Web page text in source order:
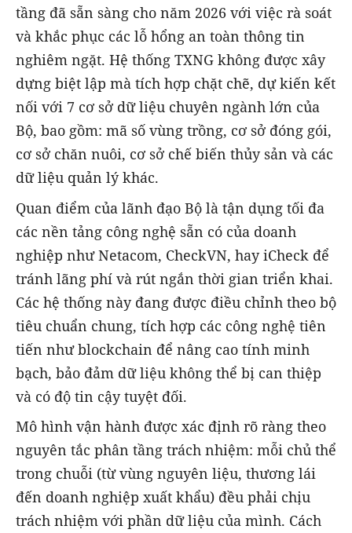
tầng đã sẵn sàng cho năm 2026 với việc rà soát
và khắc phục các lỗ hổng an toàn thông tin
nghiêm ngặt. Hệ thống TXNG không được xây
dựng biệt lập mà tích hợp chặt chẽ, dự kiến kết
nối với 7 cơ sở dữ liệu chuyên ngành lớn của
Bộ, bao gồm: mã số vùng trồng, cơ sở đóng gói,
cơ sở chăn nuôi, cơ sở chế biến thủy sản và các
dữ liệu quản lý khác.
Quan điểm của lãnh đạo Bộ là tận dụng tối đa
các nền tảng công nghệ sẵn có của doanh
nghiệp như Netacom, CheckVN, hay iCheck để
tránh lãng phí và rút ngắn thời gian triển khai.
Các hệ thống này đang được điều chỉnh theo bộ
tiêu chuẩn chung, tích hợp các công nghệ tiên
tiến như blockchain để nâng cao tính minh
bạch, bảo đảm dữ liệu không thể bị can thiệp
và có độ tin cậy tuyệt đối.
Mô hình vận hành được xác định rõ ràng theo
nguyên tắc phân tầng trách nhiệm: mỗi chủ thể
trong chuỗi (từ vùng nguyên liệu, thương lái
đến doanh nghiệp xuất khẩu) đều phải chịu
trách nhiệm với phần dữ liệu của mình. Cách